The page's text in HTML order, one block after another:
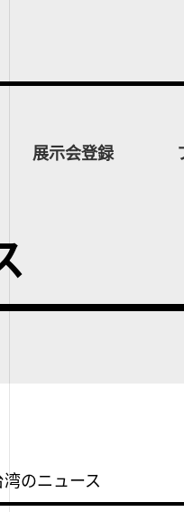
展示会登録
湾のニュース